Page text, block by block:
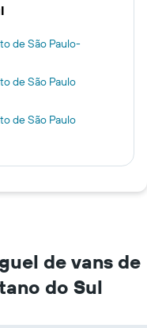
de São Paulo-
de São Paulo
de São Paulo
de vans de
do Sul